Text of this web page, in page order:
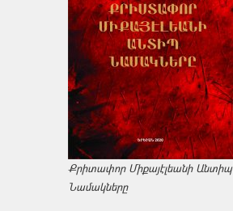
Քրիտափոր Միքայէլեանի Անտիպ
Նամակները